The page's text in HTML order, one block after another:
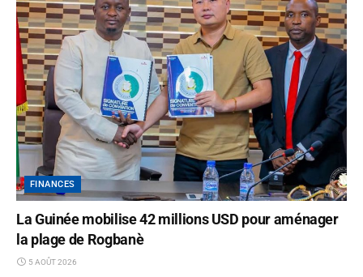
FINANCES
La Guinée mobilise 42 millions USD pour aménager
la plage de Rogbanè
5 AOÛT 2026